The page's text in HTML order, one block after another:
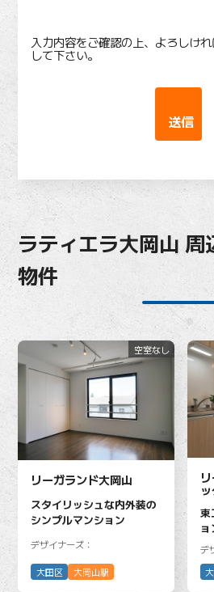
入力内容をご確認の上、よろしけ
して下さい。
ラティエラ大岡山 周
物件
リーガランド大岡山
スタイリッシュな内外装の
シンプルマンション
デザイナーズ：
大田区 大岡山駅
空室なし
東
ョ
デ